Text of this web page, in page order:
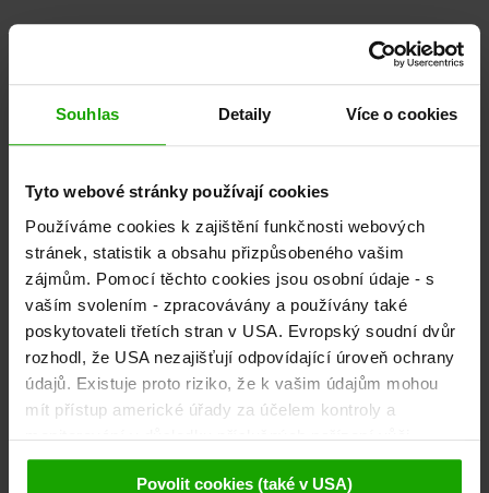
Souhlas Detaily Více o cookies
Tyto webové stránky používají cookies
Používáme cookies k zajištění funkčnosti webových
stránek, statistik a obsahu přizpůsobeného vašim
zájmům. Pomocí těchto cookies jsou osobní údaje - s
vaším svolením - zpracovávány a používány také
poskytovateli třetích stran v USA. Evropský soudní dvůr
rozhodl, že USA nezajišťují odpovídající úroveň ochrany
údajů. Existuje proto riziko, že k vašim údajům mohou
mít přístup americké úřady za účelem kontroly a
monitorování v důsledku příslušných nařízení vůči
poskytovatelům třetích stran (např. Google, Meta) a že
proti tomu nejsou k dispozici žádné účinné právní
Povolit cookies (také v USA)